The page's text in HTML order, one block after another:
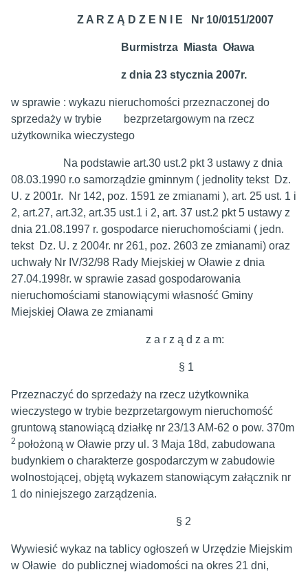
Z A R Z Ą D Z E N I E Nr 10/0151/2007
Burmistrza Miasta Oława
z dnia 23 stycznia 2007r.
w sprawie : wykazu nieruchomości przeznaczonej do
sprzedaży w trybie bezprzetargowym na rzecz
użytkownika wieczystego
Na podstawie art.30 ust.2 pkt 3 ustawy z dnia
08.03.1990 r.o samorządzie gminnym ( jednolity tekst Dz.
U. z 2001r. Nr 142, poz. 1591 ze zmianami ), art. 25 ust. 1 i
2, art.27, art.32, art.35 ust.1 i 2, art. 37 ust.2 pkt 5 ustawy z
dnia 21.08.1997 r. gospodarce nieruchomościami ( jedn.
tekst Dz. U. z 2004r. nr 261, poz. 2603 ze zmianami) oraz
uchwały Nr IV/32/98 Rady Miejskiej w Oławie z dnia
27.04.1998r. w sprawie zasad gospodarowania
nieruchomościami stanowiącymi własność Gminy
Miejskiej Oława ze zmianami
z a r z ą d z a m:
§ 1
Przeznaczyć do sprzedaży na rzecz użytkownika
wieczystego w trybie bezprzetargowym nieruchomość
gruntową stanowiącą działkę nr 23/13 AM-62 o pow. 370m
2 położoną w Oławie przy ul. 3 Maja 18d, zabudowana
budynkiem o charakterze gospodarczym w zabudowie
wolnostojącej, objętą wykazem stanowiącym załącznik nr
1 do niniejszego zarządzenia.
§ 2
Wywiesić wykaz na tablicy ogłoszeń w Urzędzie Miejskim
w Oławie do publicznej wiadomości na okres 21 dni,